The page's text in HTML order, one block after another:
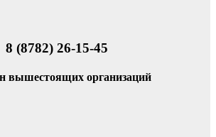
8 (8782) 26-15-45
вышестоящих организаций